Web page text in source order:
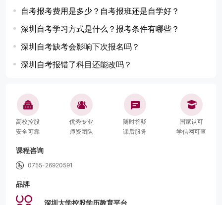
自考报考费用是多少？自考报班还是自学好？
深圳自考学习方式是什么？报考条件有哪些？
深圳自考缺考会影响下次报名吗？
深圳自考报错了科目还能改吗？
高校控股
安全可靠
优秀专业
师资团队
随时答疑
课后服务
国家认可
学信网可查
课程咨询
0755-26920591
品牌
深圳大学控股学历教育平台